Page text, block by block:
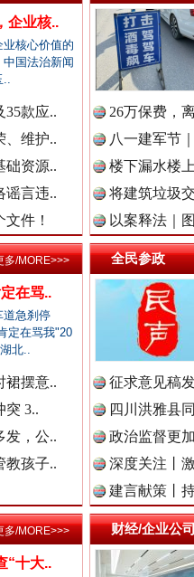
新闻网.
法纪网.
师在线.
政网.中
新闻网.
新闻网.
高速路
三轮上
企业核..
核心价值的
国法治新闻
..
35款应..
、维护..
础资源..
谣言违..
件！
26万保费，
八一建军节
楼下漏水楼
将建筑垃圾
以案释法｜
在骂..
道急刹停
定在骂我"20
北..
裙摆意..
突 3..
发，公..
教孩子..
多/MORE>>> 全民参政
征求意见稿
四川洪雅县
政治监督更
深度关注丨
建言献策丨
“十大..
多/MORE>>> 财经/企业公